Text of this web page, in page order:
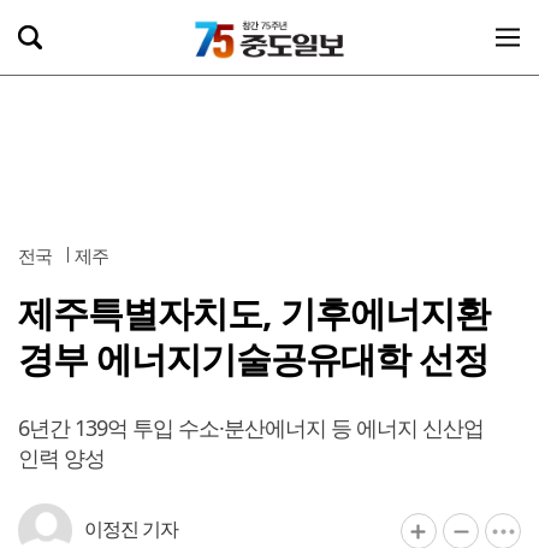
전국 제주
제주특별자치도, 기후에너지환
경부 에너지기술공유대학 선정
6년간 139억 투입 수소·분산에너지 등 에너지 신산업
인력 양성
이정진 기자